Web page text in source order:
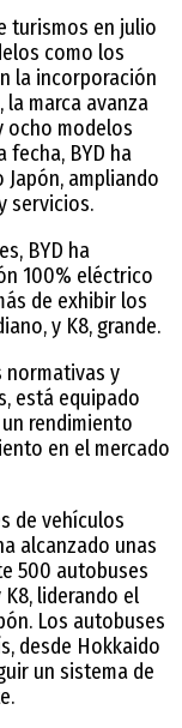
turismos en julio
como los
la incorporación
la marca avanza
ocho modelos
fecha, BYD ha
ampliando
servicios.
BYD ha
100% eléctrico
de exhibir los
y K8, grande.
normativas y
está equipado
rendimiento
en el mercado
de vehículos
alcanzado unas
500 autobuses
liderando el
Los autobuses
desde Hokkaido
un sistema de